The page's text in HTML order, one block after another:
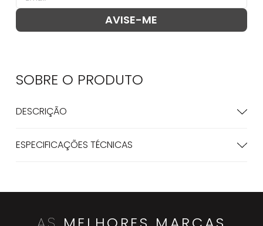
SOBRE O PRODUTO
DESCRIÇÃO
ESPECIFICAÇÕES TÉCNICAS